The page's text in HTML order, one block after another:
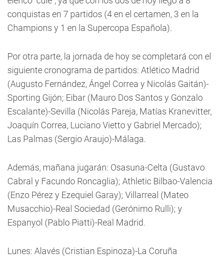
conquistas en 7 partidos (4 en el certamen, 3 en la
Champions y 1 en la Supercopa Española).
Por otra parte, la jornada de hoy se completará con el
siguiente cronograma de partidos: Atlético Madrid
(Augusto Fernández, Ángel Correa y Nicolás Gaitán)-
Sporting Gijón; Eibar (Mauro Dos Santos y Gonzalo
Escalante)-Sevilla (Nicolás Pareja, Matías Kranevitter,
Joaquín Correa, Luciano Vietto y Gabriel Mercado);
Las Palmas (Sergio Araujo)-Málaga.
Además, mañana jugarán: Osasuna-Celta (Gustavo
Cabral y Facundo Roncaglia); Athletic Bilbao-Valencia
(Enzo Pérez y Ezequiel Garay); Villarreal (Mateo
Musacchio)-Real Sociedad (Gerónimo Rulli); y
Espanyol (Pablo Piatti)-Real Madrid.
Lunes: Alavés (Cristian Espinoza)-La Coruña